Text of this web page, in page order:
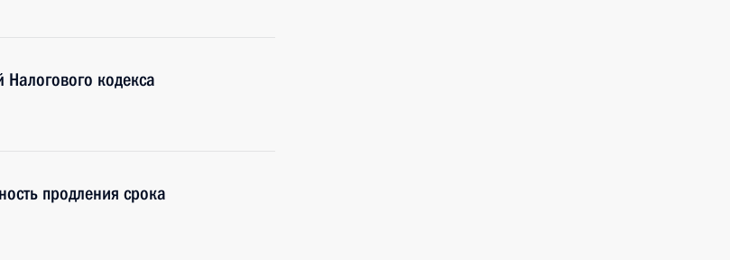
кодекса
продления срока